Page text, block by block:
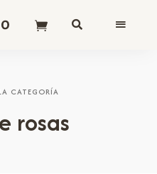
CATEGORÍA
rosas